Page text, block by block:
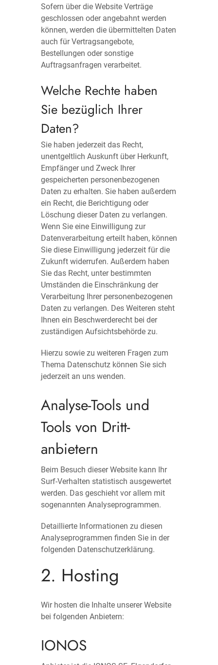
Sofern über die Website Verträge
geschlossen oder angebahnt werden
können, werden die übermittelten Daten
auch für Vertragsangebote,
Bestellungen oder sonstige
Auftragsanfragen verarbeitet.
Welche Rechte haben
Sie bezüglich Ihrer
Daten?
Sie haben jederzeit das Recht,
unentgeltlich Auskunft über Herkunft,
Empfänger und Zweck Ihrer
gespeicherten personenbezogenen
Daten zu erhalten. Sie haben außerdem
ein Recht, die Berichtigung oder
Löschung dieser Daten zu verlangen.
Wenn Sie eine Einwilligung zur
Datenverarbeitung erteilt haben, können
Sie diese Einwilligung jederzeit für die
Zukunft widerrufen. Außerdem haben
Sie das Recht, unter bestimmten
Umständen die Einschränkung der
Verarbeitung Ihrer personenbezogenen
Daten zu verlangen. Des Weiteren steht
Ihnen ein Beschwerderecht bei der
zuständigen Aufsichtsbehörde zu.
Hierzu sowie zu weiteren Fragen zum
Thema Datenschutz können Sie sich
jederzeit an uns wenden.
Analyse-Tools und
Tools von Dritt­
anbietern
Beim Besuch dieser Website kann Ihr
Surf-Verhalten statistisch ausgewertet
werden. Das geschieht vor allem mit
sogenannten Analyseprogrammen.
Detaillierte Informationen zu diesen
Analyseprogrammen finden Sie in der
folgenden Datenschutzerklärung.
2. Hosting
Wir hosten die Inhalte unserer Website
bei folgenden Anbietern:
IONOS